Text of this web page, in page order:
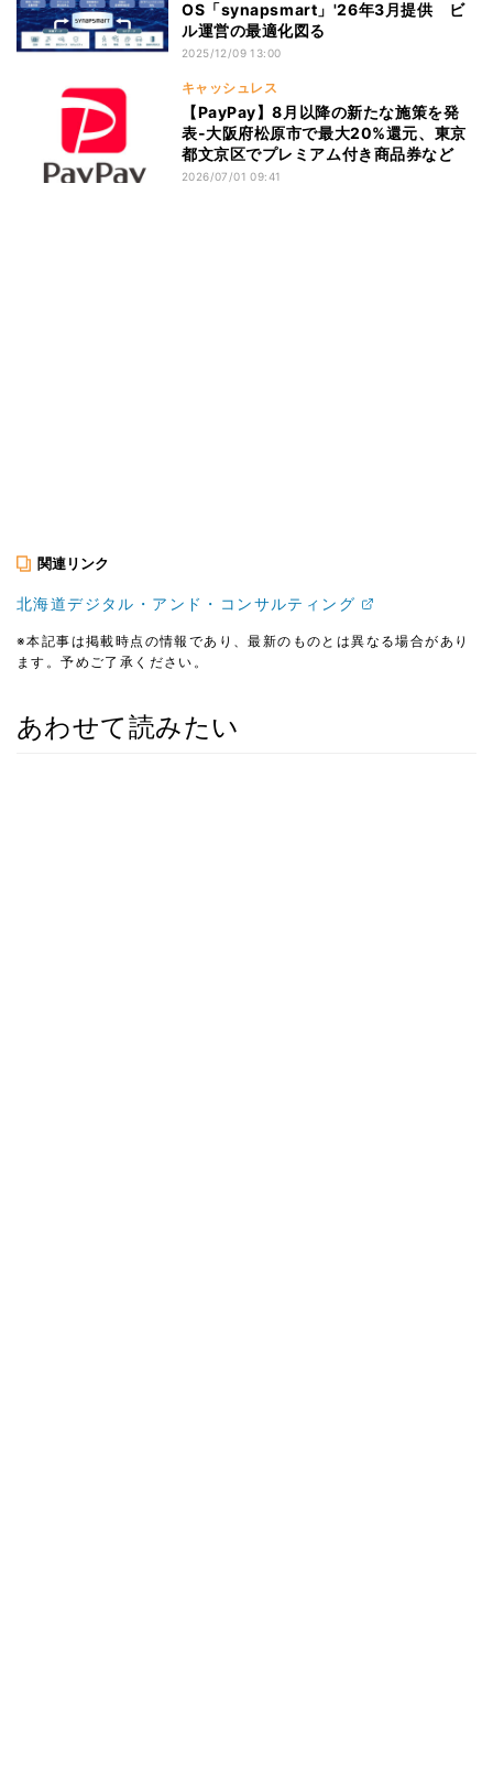
OS「synapsmart」'26年3月提供 ビ
ル運営の最適化図る
2025/12/09 13:00
キャッシュレス
【PayPay】8月以降の新たな施策を発
表-大阪府松原市で最大20%還元、東京
都文京区でプレミアム付き商品券など
2026/07/01 09:41
関連リンク
北海道デジタル・アンド・コンサルティング
※本記事は掲載時点の情報であり、最新のものとは異なる場合があり
ます。予めご了承ください。
あわせて読みたい